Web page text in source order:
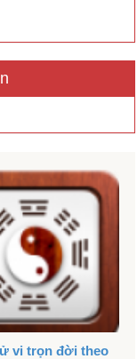
vi trọn đời theo